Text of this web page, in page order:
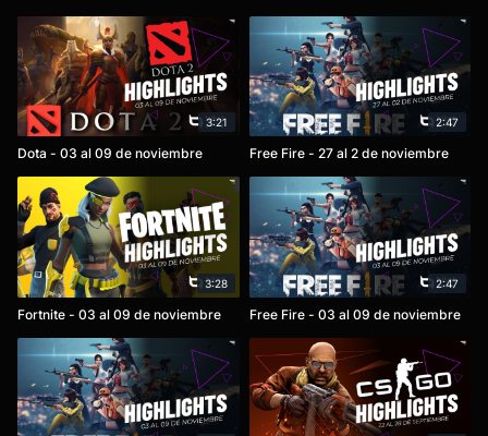
3:21
Dota - 03 al 09 de noviembre
2:47
Free Fire - 27 al 2 de noviembre
3:28
Fortnite - 03 al 09 de noviembre
2:47
Free Fire - 03 al 09 de noviembre